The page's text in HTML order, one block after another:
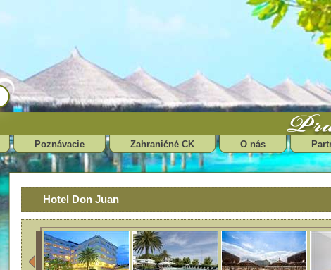
Poznávacie Zahraničné CK O nás
Hotel Don Juan